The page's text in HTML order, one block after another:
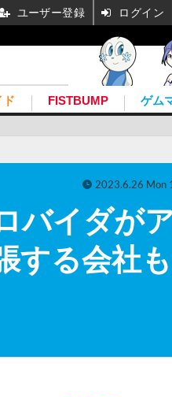
ド FISTBUMP ゲム
バイダが
する会社
2023.6.26 Mon
ユーザー登録 ログイン